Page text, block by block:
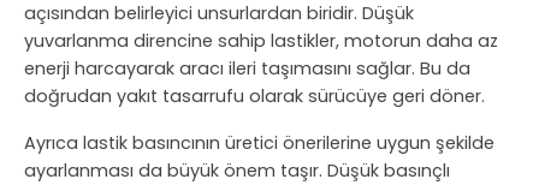
açısından belirleyici unsurlardan biridir. Düşük
yuvarlanma direncine sahip lastikler, motorun daha az
enerji harcayarak aracı ileri taşımasını sağlar. Bu da
doğrudan yakıt tasarrufu olarak sürücüye geri döner.
Ayrıca lastik basıncının üretici önerilerine uygun şekilde
ayarlanması da büyük önem taşır. Düşük basınçlı